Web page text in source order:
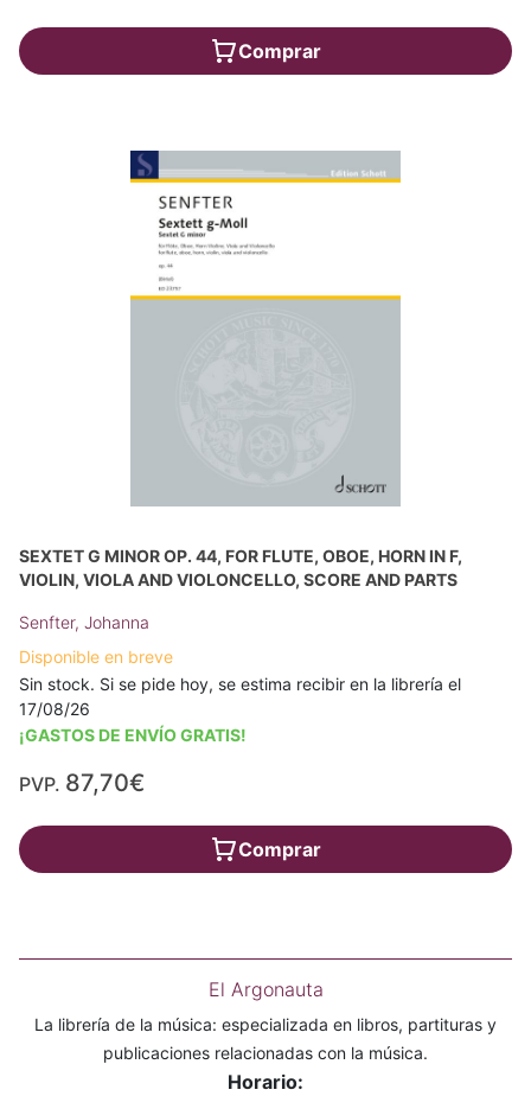
Comprar
SEXTET G MINOR OP. 44, FOR FLUTE, OBOE, HORN IN F,
VIOLIN, VIOLA AND VIOLONCELLO, SCORE AND PARTS
Senfter, Johanna
Disponible en breve
Sin stock. Si se pide hoy, se estima recibir en la librería el
17/08/26
¡GASTOS DE ENVÍO GRATIS!
PVP. 87,70€
Comprar
El Argonauta
La librería de la música: especializada en libros, partituras y
publicaciones relacionadas con la música.
Horario: